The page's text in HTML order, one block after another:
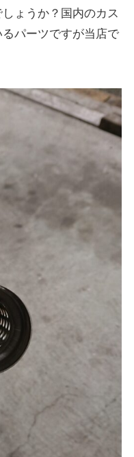
ょうか？国内のカス
パーツですが当店で